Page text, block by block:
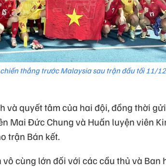
thắng trước Malaysia sau trận đấu tối 11/
và quyết tâm của hai đội, đồng thời
Mai Đức Chung và Huấn luyện viên
trận Bán kết.
cùng lớn đối với các cầu thủ và Ban